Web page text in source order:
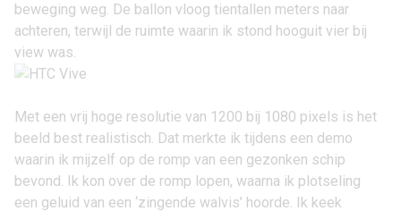
beweging weg. De ballon vloog tientallen meters naar
achteren, terwijl de ruimte waarin ik stond hooguit vier bij
view was.
Met een vrij hoge resolutie van 1200 bij 1080 pixels is het
beeld best realistisch. Dat merkte ik tijdens een demo
waarin ik mijzelf op de romp van een gezonken schip
bevond. Ik kon over de romp lopen, waarna ik plotseling
een geluid van een ‘zingende walvis’ hoorde. Ik keek